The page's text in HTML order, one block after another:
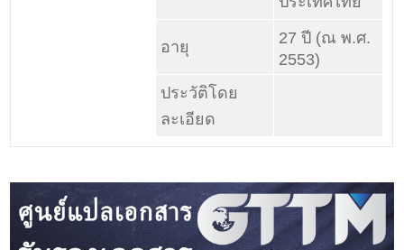
อายุ
27 ปี (ณ พ.ศ.
2553)
ประวัติโดย
ละเอียด